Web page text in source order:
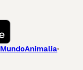
MundoAnimalia